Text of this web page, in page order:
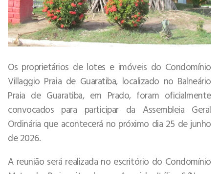
Os proprietários de lotes e imóveis do Condomínio
Villaggio Praia de Guaratiba, localizado no Balneário
Praia de Guaratiba, em Prado, foram oficialmente
convocados para participar da Assembleia Geral
Ordinária que acontecerá no próximo dia 25 de junho
de 2026.
A reunião será realizada no escritório do Condomínio